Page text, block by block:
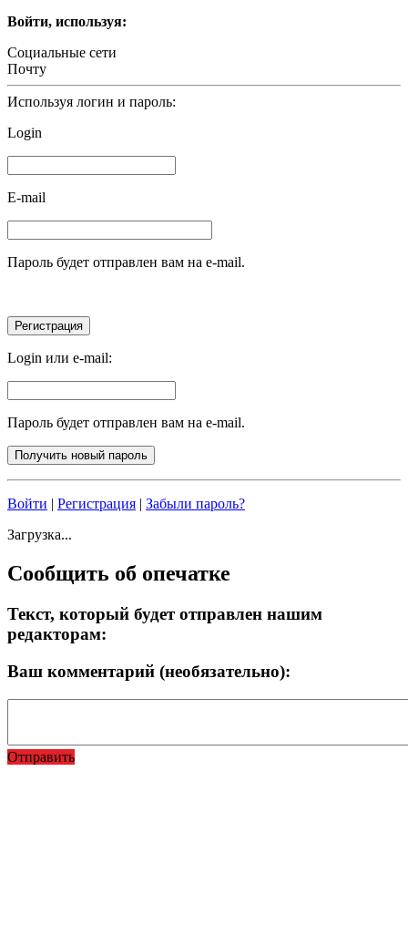
Войти, используя:
Социальные сети
Почту
Используя логин и пароль:
Login
E-mail
Пароль будет отправлен вам на e-mail.
Login или e-mail:
Пароль будет отправлен вам на e-mail.
Войти Регистрация
Забыли пароль?
Загрузка...
Сообщить об опечатке
Текст, который будет отправлен нашим
редакторам:
Ваш комментарий (необязательно):
Отправить